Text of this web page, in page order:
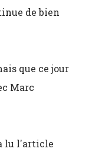
de bien
que ce jour
Marc
lu l'article